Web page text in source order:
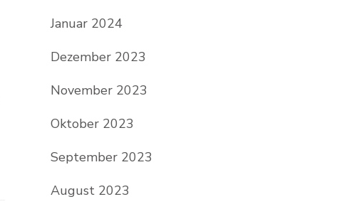
Januar 2024
Dezember 2023
November 2023
Oktober 2023
September 2023
August 2023